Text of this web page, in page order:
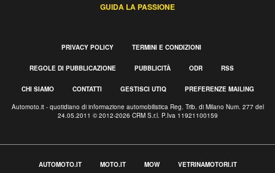
GUIDA LA PASSIONE
PRIVACY POLICY TERMINI E CONDIZIONI
REGOLE DI PUBBLICAZIONE PUBBLICITÀ ODR RSS
CHI SIAMO CONTATTI GESTISCI UTIQ PREFERENZE MAILING
Automoto.it - quotidiano di informazione automobilistica Reg. Trib. di Milano Num. 277 del
24.05.2011 © 2012-2026 CRM S.r.l. P.Iva 11921100159
AUTOMOTO.IT MOTO.IT MOW VETRINAMOTORI.IT